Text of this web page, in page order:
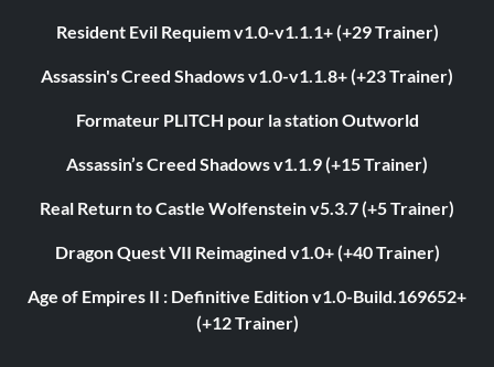
Resident Evil Requiem v1.0-v1.1.1+ (+29 Trainer)
Assassin's Creed Shadows v1.0-v1.1.8+ (+23 Trainer)
Formateur PLITCH pour la station Outworld
Assassin’s Creed Shadows v1.1.9 (+15 Trainer)
Real Return to Castle Wolfenstein v5.3.7 (+5 Trainer)
Dragon Quest VII Reimagined v1.0+ (+40 Trainer)
Age of Empires II : Definitive Edition v1.0-Build.169652+
(+12 Trainer)